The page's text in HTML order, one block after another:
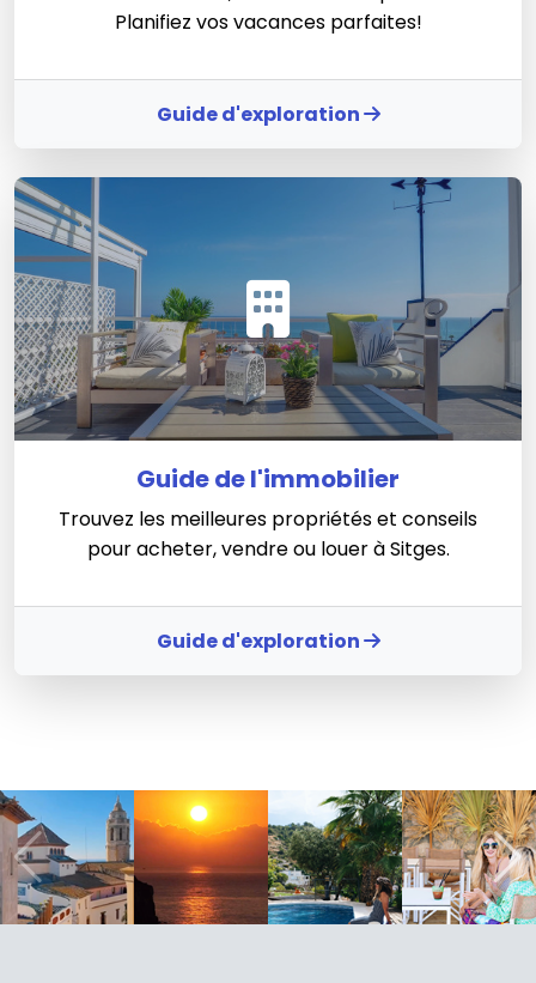
Planifiez vos vacances parfaites!
Guide d'exploration
Guide de l'immobilier
Trouvez les meilleures propriétés et conseils
pour acheter, vendre ou louer à Sitges.
Guide d'exploration